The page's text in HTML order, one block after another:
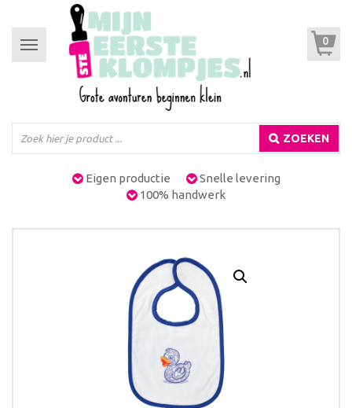
Toggle
navigation
0
ZOEKEN
Eigen productie
Snelle levering
100% handwerk